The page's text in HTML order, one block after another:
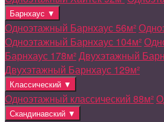
Барнхаус ▼
Одноэтажный Барнхаус 56м²
Одноэтажный Барнхаус 104м²
Барнхаус 178м²Двухэтажный
Двухэтажный Барнхаус 129м²
Классический ▼
Одноэтажный классический 88м²
Скандинавский ▼